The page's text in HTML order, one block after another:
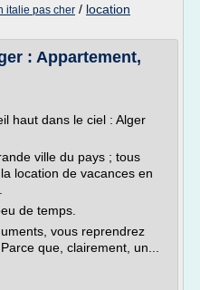
italie pas cher / location
: Appartement,
haut dans le ciel : Alger
ville du pays ; tous
location de vacances en
de temps.
vous reprendrez
que, clairement, un...